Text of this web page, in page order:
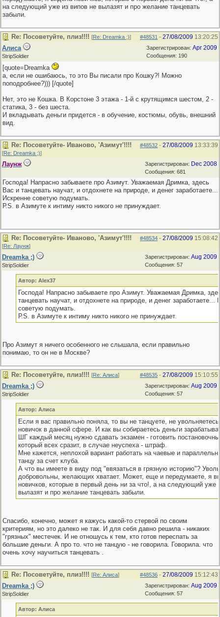
на следующий уже из випов не вылазят и про желание танцевать
забыли.
#48531 - 27/08/2009 13:20:25
Re: Посоветуйте, плиз!!!! [Re: Dreamka ;)]
Зарегистрирован: Apr 2009
Сообщения: 190
Алиса
StripSoldier
[quote=Dreamka
а, если не ошибаюсь, то это Вы писали про Кошку?! Можно
поподробнее?))) [/quote]
Нет, это не Кошка. В Корстоне 3 этажа - 1-й с крутящимся шестом, 2 -
статика, 3 - без шеста.
И вкладывать деньги придется - в обучение, костюмы, обувь, внешний
вид.
#48532 - 27/08/2009 13:33:39
Re: Посоветуйте- Иваново, 'Азимут'!!!!
[Re: Dreamka ;)]
Зарегистрирован: Dec 2008
Сообщения: 681
Лаунж
Господа! Напрасно забываете про Азимут. Уважаемая Дримка, здесь
Вас и танцевать научат, и отдохнете на природе, и денег заработаете...
Искренне советую подумать.
Р.S. в Азимуте к интиму никто никого не принуждает.
#48534 - 27/08/2009 15:08:42
Re: Посоветуйте- Иваново, 'Азимут'!!!!
[Re: Лаунж]
Зарегистрирован: Aug 2009
Сообщения: 57
Dreamka ;)
StripSoldier
Автор: Alex37
Господа! Напрасно забываете про Азимут. Уважаемая Дримка,
танцевать научат, и отдохнете на природе, и денег заработаете...
советую подумать.
Р.S. в Азимуте к интиму никто никого не принуждает.
Про Азимут я ничего особенного не слышала, если правильно
понимаю, то он не в Москве?
#48535 - 27/08/2009 15:10:55
Re: Посоветуйте, плиз!!!! [Re: Алиса]
Зарегистрирован: Aug 2009
Сообщения: 57
Dreamka ;)
StripSoldier
Автор: Алиса
Если я вас правильно поняла, то вы не танцуете, не
новичок в данной сфере. И как вы собираетесь деньги
ШГ каждый месяц нужно сдавать экзамен - готовить
который всех сразит, в случае неуспеха - штраф.
Мне кажется, неплохой вариант работать на чаевые и
танцу за счет клуба.
А что вы имеете в виду под "ввязаться в грязную историю"?
добровольны, желающих хватает. Может, еще и передумаете, я
новичков, которые в первый день ни за что!, а на следующий уже
вылазят и про желание танцевать забыли.
Спасибо, конечно, может я кажусь какой-то стервой по своим
критериям, но это далеко не так. И для себя давно решила - никаких
"грязных" местечек. И не отношусь к тем, кто готов переспать за
большие деньги. А про то. что не танцую - не говорила. Говорила. что
очень хочу научиться танцевать .
#48536 - 27/08/2009 15:12:43
Re: Посоветуйте, плиз!!!! [Re: Алиса]
Зарегистрирован: Aug 2009
Сообщения: 57
Dreamka ;)
StripSoldier
Автор: Алиса